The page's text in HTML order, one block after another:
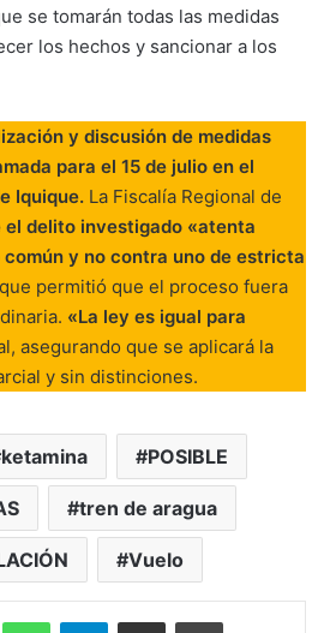
se tomarán todas las medidas
los hechos y sancionar a los
y discusión de medidas
para el 15 de julio en el
Iquique. La Fiscalía Regional de
el delito investigado «atenta
y no contra uno de estricta
permitió que el proceso fuera
«La ley es igual para
asegurando que se aplicará la
y sin distinciones.
ketamina POSIBLE
tren de aragua
Vuelo
WhatsAppTelegramEnviar vía email Imprimir